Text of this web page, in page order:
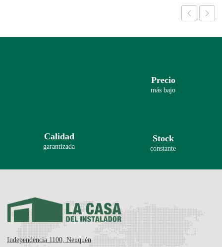
Precio
más bajo
Calidad
garantizada
Stock
constante
Independencia 1100, Neuquén